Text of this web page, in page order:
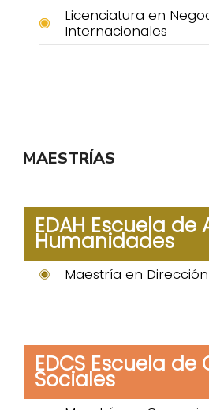
Licenciatura en
Internacionales
MAESTRÍAS
EDAH Escuela de
Humanidades
Maestría en
EDCS Escuela de
Sociales